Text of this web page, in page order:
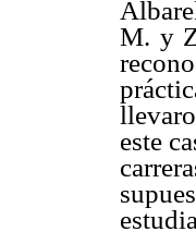
M. y
este